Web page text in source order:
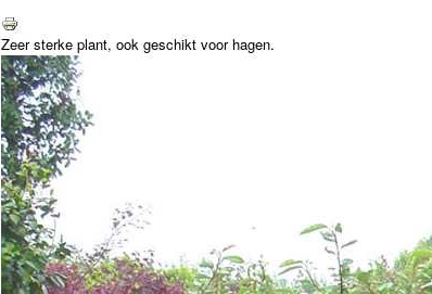
Zeer sterke plant, ook geschikt voor hagen.